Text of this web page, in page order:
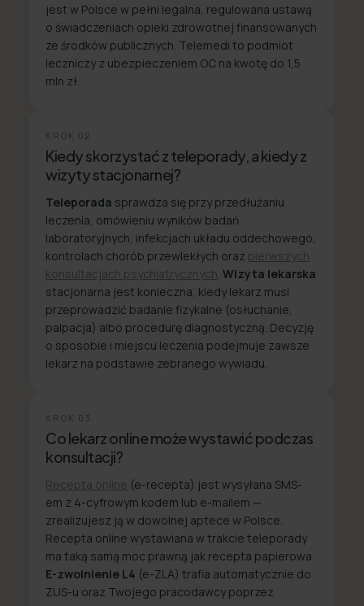
jest w Polsce w pełni legalna, regulowana ustawą
o świadczeniach opieki zdrowotnej finansowanych
ze środków publicznych. Telemedi to podmiot
leczniczy z ubezpieczeniem OC na kwotę do 1,5
mln zł.
KROK 02
Kiedy skorzystać z teleporady, a kiedy z
wizyty stacjonarnej?
Teleporada sprawdza się przy przedłużaniu
leczenia, omówieniu wyników badań
laboratoryjnych, infekcjach układu oddechowego,
kontrolach chorób przewlekłych oraz pierwszych
konsultacjach psychiatrycznych Wizyta lekarska
stacjonarna jest konieczna, kiedy lekarz musi
przeprowadzić badanie fizykalne (osłuchanie,
palpacja) albo procedurę diagnostyczną. Decyzję
o sposobie i miejscu leczenia podejmuje zawsze
lekarz na podstawie zebranego wywiadu.
KROK 03
Co lekarz online może wystawić podczas
konsultacji?
Recepta online (e-recepta) jest wysyłana SMS-
em z 4-cyfrowym kodem lub e-mailem —
zrealizujesz ją w dowolnej aptece w Polsce.
Recepta online wystawiana w trakcie teleporady
ma taką samą moc prawną jak recepta papierowa.
E-zwolnienie L4 (e-ZLA) trafia automatycznie do
ZUS-u oraz Twojego pracodawcy poprzez